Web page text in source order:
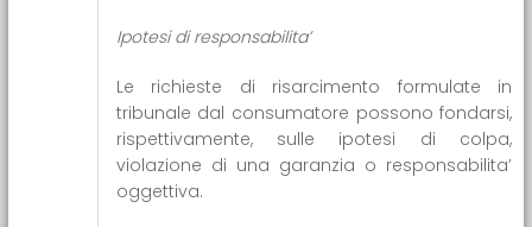
Ipotesi di responsabilita’
Le richieste di risarcimento formulate in
tribunale dal consumatore possono fondarsi,
rispettivamente, sulle ipotesi di colpa,
violazione di una garanzia o responsabilita’
oggettiva.